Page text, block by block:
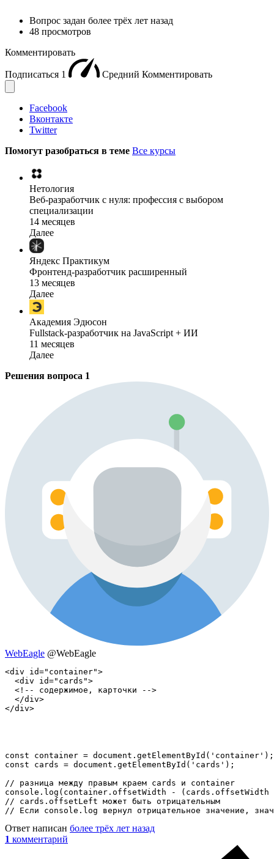
Вопрос задан более трёх лет назад
48 просмотров
Комментировать
Подписаться 1 Средний Комментировать
Facebook
Вконтакте
Twitter
Помогут разобраться в теме Все курсы
Нетология
Веб-разработчик с нуля: профессия с выбором
специализации
14 месяцев
Далее
Яндекс Практикум
Фронтенд-разработчик расширенный
13 месяцев
Далее
Академия Эдюсон
Fullstack-разработчик на JavaScript + ИИ
11 месяцев
Далее
Решения вопроса 1
WebEagle @WebEagle
<div id="container">
  <div id="cards">
  <!-- содержимое, карточки -->
  </div>
</div>
const container = document.getElementById('container');
const cards = document.getElementById('cards');
// разница между правым краем cards и container
console.log(container.offsetWidth -
// cards.offsetLeft может быть отрицательным
// Если console.log вернул отрицательное значение,
Ответ написан более трёх лет назад
1 комментарий